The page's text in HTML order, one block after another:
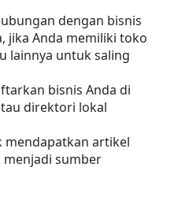
dengan bisnis
jika Anda memiliki toko
lainnya untuk saling
bisnis Anda di
direktori lokal
mendapatkan artikel
sumber